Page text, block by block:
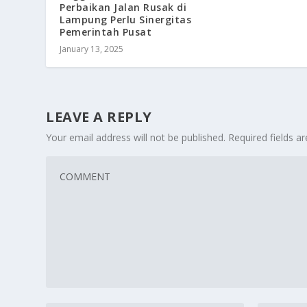
Perbaikan Jalan Rusak di
Lampung Perlu Sinergitas
Pemerintah Pusat
January 13, 2025
LEAVE A REPLY
Your email address will not be published. Required fields